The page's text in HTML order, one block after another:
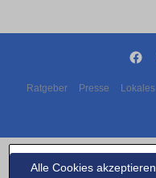
Alle Cookies akzeptieren
Ratgeber Presse Lokales